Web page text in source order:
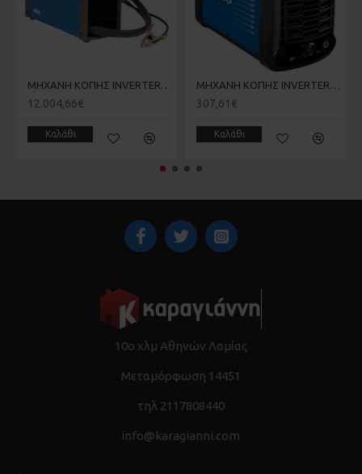
MΗΧΑΝΗ ΚΟΠΗΣ INVERTER PLASMA 3.1KVA 10mm CEMONT SHARP 10
12.004,66€
Καλάθι
MΗΧΑΝΗ ΚΟΠΗΣ INVERTER PLASMA 6.9KVA 12mm ARCMAX MAX CUT50
307,61€
Καλάθι
10ο χλμ Αθηνών Λαμίας
Μεταμόρφωση 14451
τηλ 2117808440
info@karagianni.com